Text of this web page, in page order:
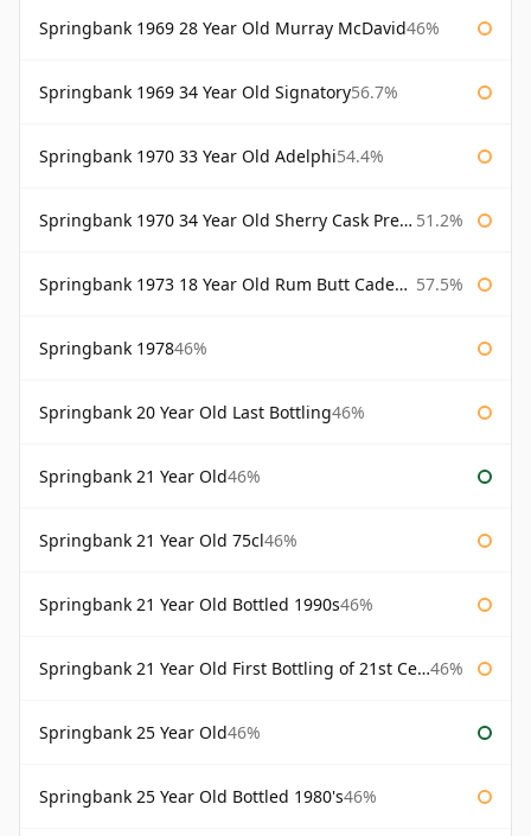
Springbank 1969 28 Year Old Murray McDavid46%
Springbank 1969 34 Year Old Signatory56.7%
Springbank 1970 33 Year Old Adelphi54.4%
Springbank 1970 34 Year Old Sherry Cask Prestonfield 51.2%
Springbank 1973 18 Year Old Rum Butt Cadenhead's 57.5%
Springbank 197846%
Springbank 20 Year Old Last Bottling46%
Springbank 21 Year Old46%
Springbank 21 Year Old 75cl46%
Springbank 21 Year Old Bottled 1990s46%
Springbank 21 Year Old First Bottling of 21st Century 46%
Springbank 25 Year Old46%
Springbank 25 Year Old Bottled 1980's46%